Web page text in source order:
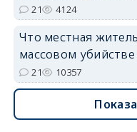
21 4124
Что местная
массовом
21 10357